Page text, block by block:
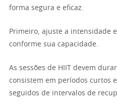
forma segura e eficaz.
Primeiro, ajuste a intensidade
conforme sua capacidade.
As sessões de HIIT devem
consistem em períodos curtos
seguidos de intervalos de